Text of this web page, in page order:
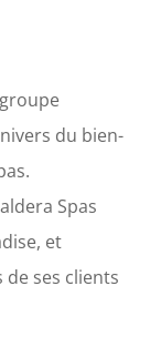
du bien-
Spas
et
ses clients